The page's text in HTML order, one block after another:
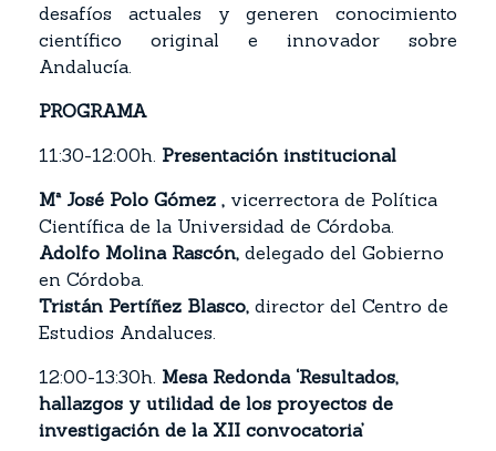
desafíos actuales y generen conocimiento
científico original e innovador sobre
Andalucía.
PROGRAMA
11:30-12:00h. Presentación institucional
Mª José Polo Gómez , vicerrectora de Política
Científica de la Universidad de Córdoba.
Adolfo Molina Rascón, delegado del Gobierno
en Córdoba.
Tristán Pertíñez Blasco, director del Centro de
Estudios Andaluces.
12:00-13:30h. Mesa Redonda ‘Resultados,
hallazgos y utilidad de los proyectos de
investigación de la XII convocatoria’